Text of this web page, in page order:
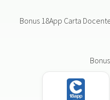
Bonus 18App Carta